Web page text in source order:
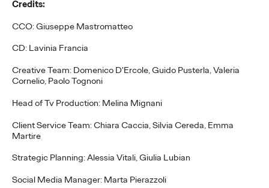
Credits:
CCO: Giuseppe Mastromatteo
CD: Lavinia Francia
Creative Team: Domenico D'Ercole, Guido Pusterla, Valeria
Cornelio, Paolo Tognoni
Head of Tv Production: Melina Mignani
Client Service Team: Chiara Caccia, Silvia Cereda, Emma
Martire
Strategic Planning: Alessia Vitali, Giulia Lubian
Social Media Manager: Marta Pierazzoli
PRESS
Veri Local: le storie di
imprese di BPER
Banca prendono vita su
Airbnb.
Press Team
BPER Banca e Ogilvy raccontano i Veri Local del nostro Paese.